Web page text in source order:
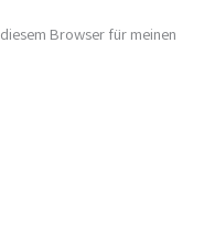
Browser für meinen